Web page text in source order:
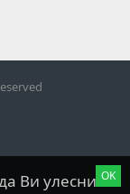
OK
Ви улесни